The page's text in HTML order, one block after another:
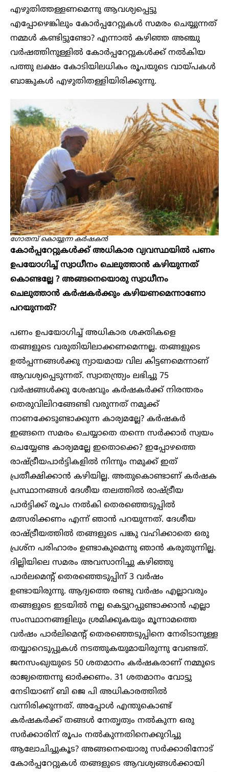
എഴുതിത്തള്ളണമെന്നു ആവശ്യപ്പെട്ടു
എപ്പോഴെങ്കിലും കോർപ്പറേറ്റുകൾ സമരം ചെയ്യുന്നത്
നമ്മൾ കണ്ടിട്ടുണ്ടോ? എന്നാൽ കഴിഞ്ഞ അഞ്ചു
വർഷത്തിനുള്ളിൽ കോർപ്പറേറ്റുകൾക്ക് നൽകിയ
പത്തു ലക്ഷം കോടിയിലധികം രൂപയുടെ വായ്പകൾ
ബാങ്കുകൾ എഴുതിതള്ളിയിരിക്കുന്നു.
ഗോതമ്പ് കൊയ്യുന്ന കർഷകൻ
കോർപ്പറേറ്റുകൾക്ക് അധികാര വ്യവസ്ഥയിൽ പണം
ഉപയോഗിച്ച് സ്വാധീനം ചെലുത്താൻ കഴിയുന്നത്
കൊണ്ടല്ലേ ? അങ്ങനെയൊരു സ്വാധീനം
ചെലുത്താൻ കർഷകർക്കും കഴിയണമെന്നാണോ
പറയുന്നത്?
പണം ഉപയോഗിച്ച് അധികാര ശക്തികളെ
തങ്ങളുടെ വരുതിയിലാക്കണമെന്നല്ല. തങ്ങളുടെ
ഉൽപ്പന്നങ്ങൾക്കു ന്യായമായ വില കിട്ടണമെന്നാണ്
ആവശ്യപ്പെടുന്നത്. സ്വാതന്ത്ര്യം ലഭിച്ചു 75
വർഷങ്ങൾക്കു ശേഷവും കർഷകർക്ക് നിരന്തരം
തെരുവിലിറങ്ങേണ്ടി വരുന്നത് നമുക്ക്
നാണക്കേടുണ്ടാക്കുന്ന കാര്യമല്ലേ? കർഷകർ
ഇങ്ങനെ സമരം ചെയ്യാതെ തന്നെ സർക്കാർ സ്വയം
ചെയ്യേണ്ട കാര്യമല്ലേ ഇതൊക്കെ? ഇപ്പോഴത്തെ
രാഷ്ട്രീയപാർട്ടികളിൽ നിന്നും നമുക്ക് ഇത്
പ്രതീക്ഷിക്കാൻ കഴിയില്ല. അതുകൊണ്ടാണ് കർഷക
പ്രസ്ഥാനങ്ങൾ ദേശീയ തലത്തിൽ രാഷ്ട്രീയ
പാർട്ടിക്ക് രൂപം നൽകി തെരഞ്ഞെടുപ്പിൽ
മത്സരിക്കണം എന്ന് ഞാൻ പറയുന്നത്. ദേശീയ
രാഷ്ട്രീയത്തിൽ തങ്ങളുടെ പങ്കു വഹിക്കാതെ ഒരു
പ്രശ്ന പരിഹാരം ഉണ്ടാകുമെന്നു ഞാൻ കരുതുന്നില്ല.
ദില്ലിയിലെ സമരം അവസാനിച്ചു കഴിഞ്ഞു
പാർലമെന്റ് തെരഞ്ഞെടുപ്പിന് 3 വർഷം
ഉണ്ടായിരുന്നു. ആദ്യത്തെ രണ്ടു വർഷം എല്ലാവരും
തങ്ങളുടെ ഇടയിൽ നല്ല കെട്ടുറപ്പുണ്ടാക്കാൻ എല്ലാ
സംസ്ഥാനങ്ങളിലും ശ്രമിക്കുകയും മൂന്നാമത്തെ
വർഷം പാർലിമെന്റ് തെരഞ്ഞെടുപ്പിനെ നേരിടാനുള്ള
തയ്യാറെടുപ്പുകൾ നടത്തുകയുമായിരുന്നു വേണ്ടത്.
ജനസംഖ്യയുടെ 50 ശതമാനം കർഷകരാണ് നമ്മുടെ
രാജ്യത്തെന്നു ഓർക്കണം. 31 ശതമാനം വോട്ടു
നേടിയാണ് ബി ജെ പി അധികാരത്തിൽ
വന്നിരിക്കുന്നത്. അപ്പോൾ എന്തുകൊണ്ട്
കർഷകർക്ക് തങ്ങൾ നേതൃത്വം നൽകുന്ന ഒരു
സർക്കാരിന് രൂപം നൽകുന്നതിനെക്കുറിച്ചു
ആലോചിച്ചുകൂട? അങ്ങനെയൊരു സർക്കാരിനോട്
കോർപ്പറേറ്റുകൾ തങ്ങളുടെ ആവശ്യങ്ങൾക്കായി